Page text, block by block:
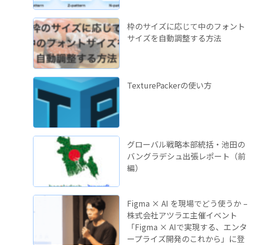
枠のサイズに応じて中のフォント
サイズを自動調整する方法
TexturePackerの使い方
グローバル戦略本部統括・池田の
バングラデシュ出張レポート（前
編）
Figma × AI を現場でどう使うか –
株式会社アツラエ主催イベント
「Figma × AIで実現する、エンタ
ープライズ開発のこれから」に登